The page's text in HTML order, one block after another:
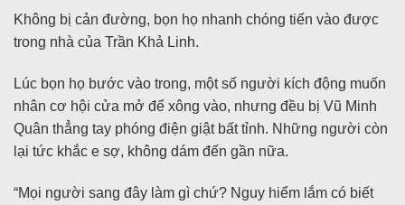
Không bị cản đường, bọn họ nhanh chóng tiến vào được
trong nhà của Trần Khả Linh.
Lúc bọn họ bước vào trong, một số người kích động muốn
nhân cơ hội cửa mở để xông vào, nhưng đều bị Vũ Minh
Quân thẳng tay phóng điện giật bất tỉnh. Những người còn
lại tức khắc e sợ, không dám đến gần nữa.
“Mọi người sang đây làm gì chứ? Nguy hiểm lắm có biết